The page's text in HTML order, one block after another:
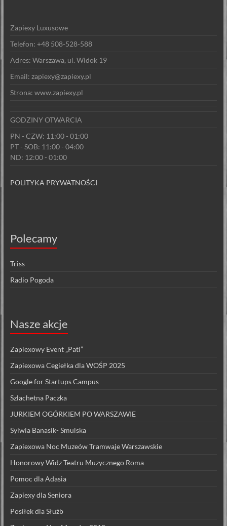
Zapiexy Luxusowe
Telefon: +48 508-528-588
Adres: Warszawa, ul. Widok 19
Email: zapiexy@zapiexy.pl
Strona: www.zapiexy.pl
GODZINY OTWARCIA
PN - CZW: 11:00 - 01:00
PT - SOB: 11:00 - 04:00
ND: 12:00 - 01:00
POLITYKA PRYWATNOŚCI
Polecamy
Triss
Radio Pogoda
Nasze akcje
Zapiexowy Event „Pati”
Zapiexowa Cegiełka dla WOŚP 2025
Google for Startups Campus
Szlachetna Paczka
JURKIEM OGÓRKIEM PO WARSZAWIE
Sylwia Banasik- Smulska
Zapiexowa Noc Muzeów Tramwaje Warszawskie
Honorowy Widz Teatru Muzycznego Roma
Pomoc dla Adasia
Zapiexy dla Seniora
Posiłek dla Służb